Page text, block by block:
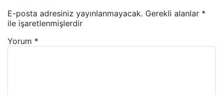
E-posta adresiniz yayınlanmayacak. Gerekli alanlar *
ile işaretlenmişlerdir
Yorum *